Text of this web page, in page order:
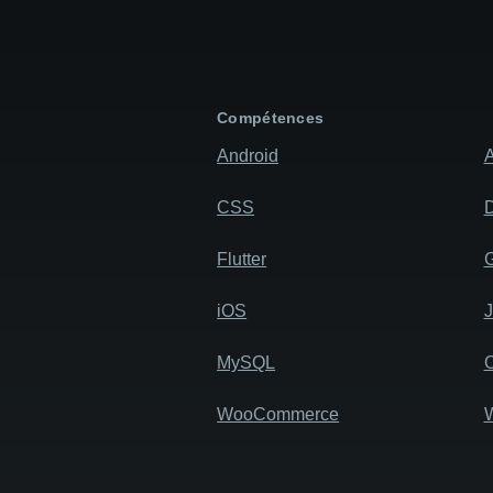
Compétences
Android
CSS
Flutter
iOS
MySQL
WooCommerce